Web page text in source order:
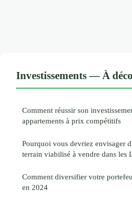
Investissements — À
Comment réussir son
appartements à prix compétitifs
Pourquoi vous devriez envisager
terrain viabilisé à vendre dans les
Comment diversifier votre
en 2024